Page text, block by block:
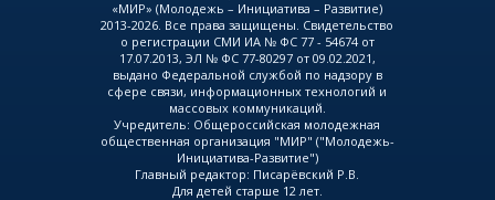
«МИР» (Молодежь – Инициатива – Развитие)
2013-2026. Все права защищены. Свидетельство
о регистрации СМИ ИА № ФС 77 - 54674 от
17.07.2013, ЭЛ № ФС 77-80297 от 09.02.2021,
выдано Федеральной службой по надзору в
сфере связи, информационных технологий и
массовых коммуникаций.
Учредитель: Общероссийская молодежная
общественная организация "МИР" ("Молодежь-
Инициатива-Развитие")
Главный редактор: Писарёвский Р.В.
Для детей старше 12 лет.